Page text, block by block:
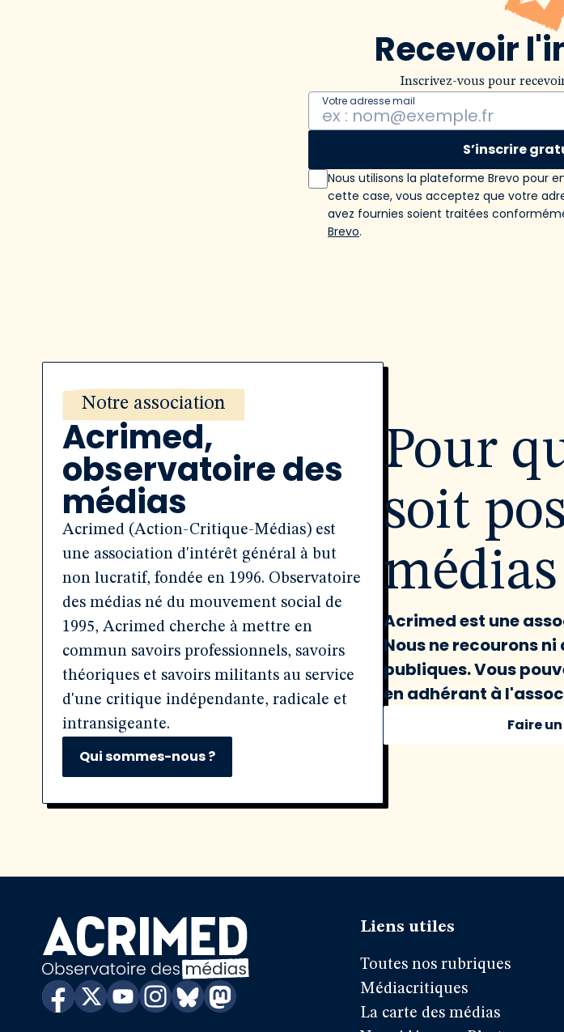
Recevoir
Inscrivez-vous pour
Votre adresse mail
S’inscrire
Nous utilisons la plateforme Brevo pour
cette case, vous acceptez que votre
avez fournies soient traitées
Brevo.
Notre association
Acrimed,
observatoire des
médias
Acrimed (Action-Critique-Médias) est
une association d'intérêt général à but
non lucratif, fondée en 1996. Observatoire
des médias né du mouvement social de
1995, Acrimed cherche à mettre en
commun savoirs professionnels, savoirs
théoriques et savoirs militants au service
d'une critique indépendante, radicale et
intransigeante.
Qui sommes-nous ?
Pour
soit
Acrimed est une
Nous ne recourons
publiques. Vous
en adhérant à
Faire
Liens utiles
Toutes nos rubriques
Médiacritiques
La carte des médias